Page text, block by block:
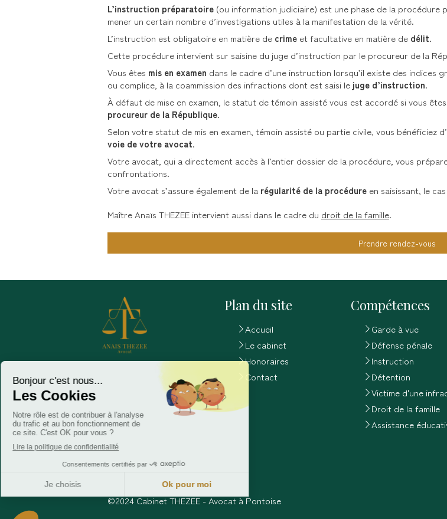
L’instruction préparatoire (ou information judiciaire) est une phase de la procédure
mener un certain nombre d’investigations utiles à la manifestation de la vérité.
L’instruction est obligatoire en matière de crime et facultative en matière de délit.
Cette procédure intervient sur saisine du juge d’instruction par le procureur de la
Vous êtes mis en examen dans le cadre d’une instruction lorsqu’il existe des
ou complice, à la coammission des infractions dont est saisi le juge d’instruction.
À défaut de mise en examen, le statut de témoin assisté vous est accordé si vous
procureur de la République.
Selon votre statut de mis en examen, témoin assisté ou partie civile, vous bénéficiez
voie de votre avocat.
Votre avocat, qui a directement accès à l’entier dossier de la procédure, vous
confrontations.
Votre avocat s’assure également de la régularité de la procédure en saisissant, le
Maître Anaïs THEZEE intervient aussi dans le cadre du droit de la famille.
Prendre rendez-vous
Plan du site
Accueil
Le cabinet
Honoraires
Contact
Compétences
Garde à vue
Défense pénale
Instruction
Détention
Victime d'une
Droit de la famille
Assistance
©2024 Cabinet THEZEE - Avocat à Pontoise